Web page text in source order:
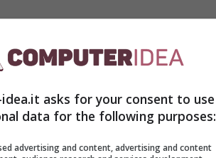
garanzia che prevedere la
tipo di problema.In questo
funzioni egregiamente.
uno smartphone ricondizionato?
asks for your consent to use
data for the following purposes:
advertising and content, advertising and content